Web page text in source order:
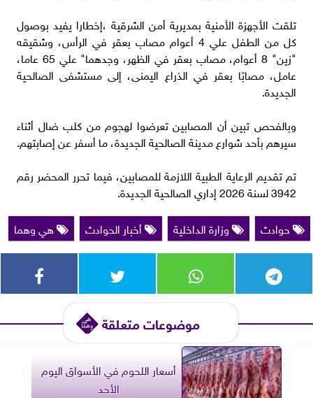
تلقت الأجهزة الأمنية بمديرية أمن الشرقية ،إخطارا يفيد بوصول
كل من الطفل علي 4 أعوام مصاب بعقر في الرأس، وشقيقه
"زين" 8 أعوام، مصاب بعقر في الظهر، وجدهما" علي 65 عاما،
عامل، مصابًا بعقر في الذراع اليمنى، إلى مستشفى الصالحية
الجديدة.
وبالفحص تبين أن المصابين تعرضوا لهجوم من كلب ضال أثناء
سيرهم بأحد شوارع مدينة الصالحية الجديدة، ما أسفر عن إصابتهم.
تم تقديم الرعاية الطبية اللازمة للمصابين، فيما تحرر المحضر رقم
3942 لسنة 2026 إداري الصالحية الجديدة.
حوادث
وزارة الداخلية أخبار الحوادث هي وهما
موضوعات متعلقة
أسعار اللحوم في الأسواق اليوم
الأحد